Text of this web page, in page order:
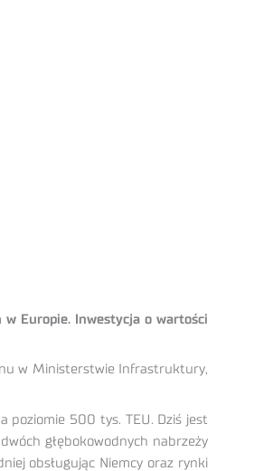
Europie. Inwestycja o wartości
w Ministerstwie Infrastruktury,
poziomie 500 tys. TEU. Dziś jest
głębokowodnych nabrzeży
obsługując Niemcy oraz rynki